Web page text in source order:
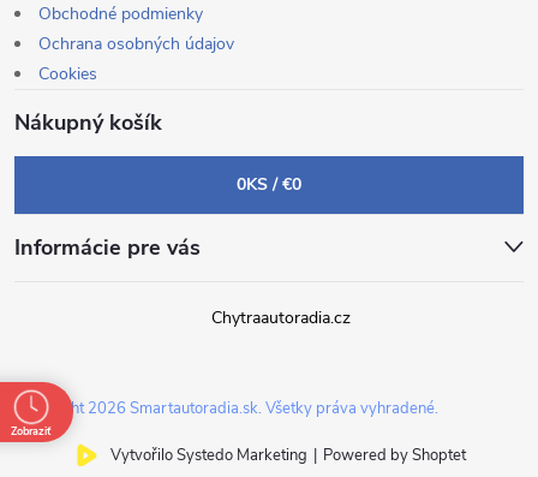
Obchodné podmienky
Ochrana osobných údajov
Cookies
Nákupný košík
0KS /€0
Informácie pre vás
Chytraautoradia.cz
Vytvořilo Systedo Marketing | Powered by Shoptet
Copyright 2026 Smartautoradia.sk. Všetky práva vyhradené.
Zobraziť